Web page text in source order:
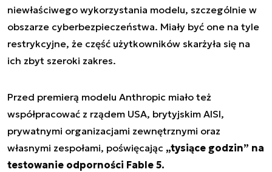
niewłaściwego wykorzystania modelu, szczególnie w
obszarze cyberbezpieczeństwa. Miały być one na tyle
restrykcyjne, że część użytkowników skarżyła się na
ich zbyt szeroki zakres.
Przed premierą modelu Anthropic miało też
współpracować z rządem USA, brytyjskim AISI,
prywatnymi organizacjami zewnętrznymi oraz
własnymi zespołami, poświęcając „tysiące godzin” na
testowanie odporności Fable 5.